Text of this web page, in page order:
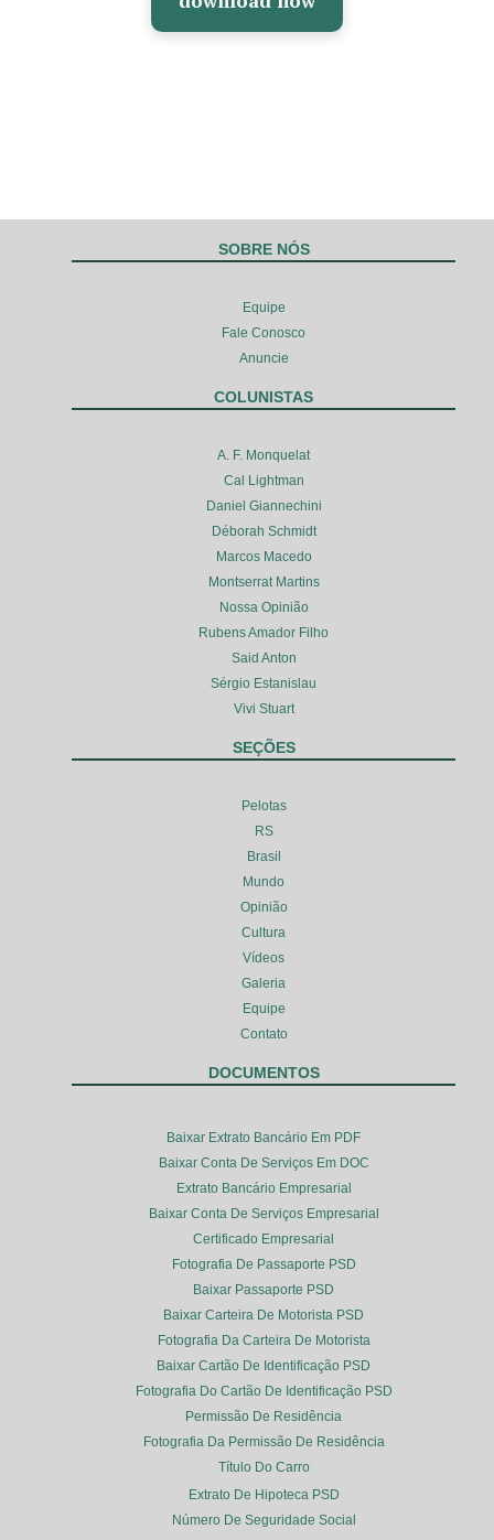
SOBRE NÓS
Equipe
Fale Conosco
Anuncie
COLUNISTAS
A. F. Monquelat
Cal Lightman
Daniel Giannechini
Déborah Schmidt
Marcos Macedo
Montserrat Martins
Nossa Opinião
Rubens Amador Filho
Said Anton
Sérgio Estanislau
Vivi Stuart
SEÇÕES
Pelotas
RS
Brasil
Mundo
Opinião
Cultura
Vídeos
Galeria
Equipe
Contato
DOCUMENTOS
Baixar Extrato Bancário Em PDF
Baixar Conta De Serviços Em DOC
Extrato Bancário Empresarial
Baixar Conta De Serviços Empresarial
Certificado Empresarial
Fotografia De Passaporte PSD
Baixar Passaporte PSD
Baixar Carteira De Motorista PSD
Fotografia Da Carteira De Motorista
Baixar Cartão De Identificação PSD
Fotografia Do Cartão De Identificação PSD
Permissão De Residência
Fotografia Da Permissão De Residência
Título Do Carro
Extrato De Hipoteca PSD
Número De Seguridade Social